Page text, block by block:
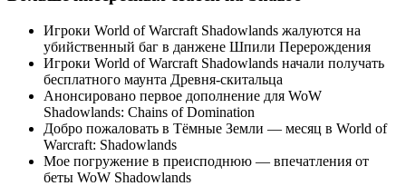
Игроки World of Warcraft Shadowlands жалуются на
убийственный баг в данжене Шпили Перерождения
Игроки World of Warcraft Shadowlands начали получать
бесплатного маунта Древня-скитальца
Анонсировано первое дополнение для WoW
Shadowlands: Chains of Domination
Добро пожаловать в Тёмные Земли — месяц в World of
Warcraft: Shadowlands
Мое погружение в преисподнюю — впечатления от
беты WoW Shadowlands